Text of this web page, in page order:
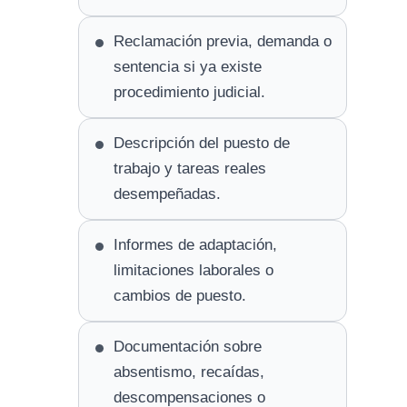
Reclamación previa, demanda o
sentencia si ya existe
procedimiento judicial.
Descripción del puesto de
trabajo y tareas reales
desempeñadas.
Informes de adaptación,
limitaciones laborales o
cambios de puesto.
Documentación sobre
absentismo, recaídas,
descompensaciones o